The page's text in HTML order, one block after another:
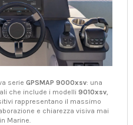
serie GPSMAP 9000xsv: una
che include i modelli 9010xsv,
rappresentano il massimo
e chiarezza visiva mai
Marine.